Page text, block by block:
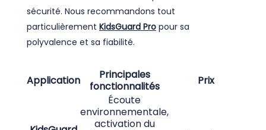
sécurité. Nous recommandons tout
particulièrement KidsGuard Pro pour sa
polyvalence et sa fiabilité.
Application
Principales
fonctionnalités
Prix
Écoute
environnementale,
activation du